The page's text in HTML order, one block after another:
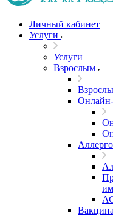
Личный кабинет
Услуги
Услуги
Взрослым
Онлайн-